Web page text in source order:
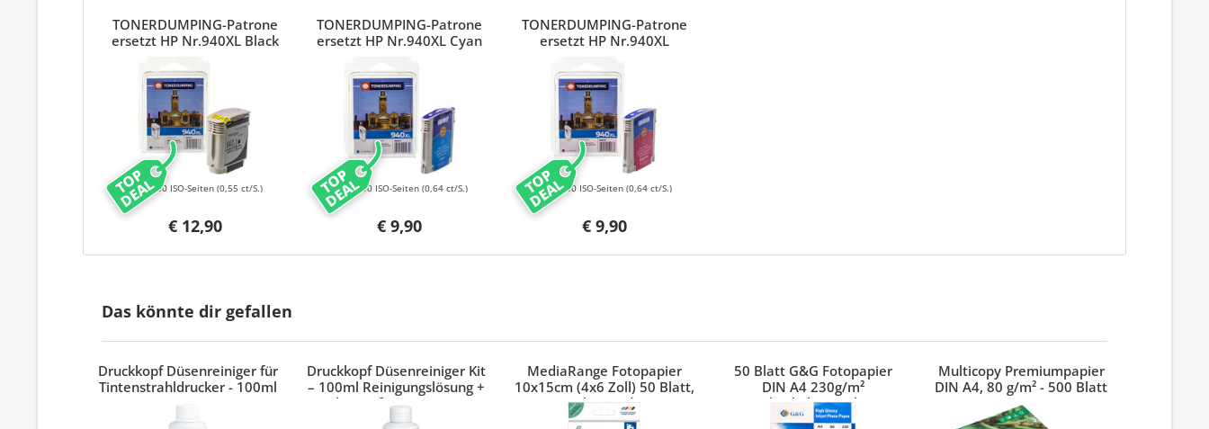
TOP
DEAL
TONERDUMPING-Patrone
ersetzt HP Nr.940XL Black
€ 12,90
2200 ISO-Seiten(0,55 ct/S.) TOP
DEAL
TONERDUMPING-Patrone
ersetzt HP Nr.940XL Cyan
€ 9,90
1400 ISO-Seiten (0,64 ct/S.) TOP
DEAL
TONERDUMPING-Patrone
ersetzt HP Nr.940XL
€ 9,90
1400 ISO-Seiten(0,64 ct/S.)
Das könnte dir gefallen
Druckkopf Düsenreiniger für
Tintenstrahldrucker - 100ml
Druckkopf Düsenreiniger Kit
– 100ml Reinigungslösung +
Adapter für Canon, HP,
Epson & Brother
MediaRange Fotopapier
10x15cm (4x6 Zoll) 50 Blatt,
glänzend
50 Blatt G&G Fotopapier
DIN A4 230g/m²
hochglänzend
Multicopy Premiumpapier
DIN A4, 80 g/m² - 500 Blatt